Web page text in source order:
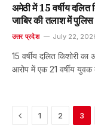
अमेठी में 15 वर्षीय
जाबिर की तलाश में पुलिस
उत्तर प्रदेश July 22,
15 वर्षीय दलित किशोरी
आरोप में एक 21 वर्षीय युवक
Previous
1 2 3